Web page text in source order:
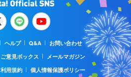
ヘルプ Q&A
お問い合わせ
ご意見ボックス
メールマガジン
利用規約 個人情報保護ポリシー